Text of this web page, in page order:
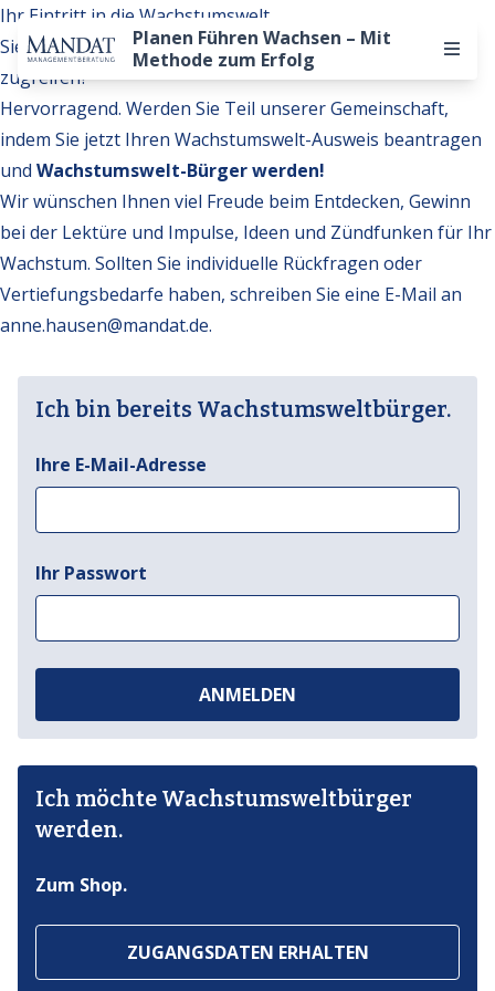
Planen Führen Wachsen – Mit
Methode zum Erfolg
Ihr Eintritt in die Wachstumswelt
Sie möchten auf weitere Inhalte der Wachstumswelt
zugreifen?
Hervorragend. Werden Sie Teil unserer Gemeinschaft,
indem Sie jetzt Ihren Wachstumswelt-Ausweis beantragen
und Wachstumswelt-Bürger werden!
Wir wünschen Ihnen viel Freude beim Entdecken, Gewinn
bei der Lektüre und Impulse, Ideen und Zündfunken für Ihr
Wachstum. Sollten Sie individuelle Rückfragen oder
Vertiefungsbedarfe haben, schreiben Sie eine E-Mail an
anne.hausen@mandat.de.
Ich bin bereits Wachstumsweltbürger.
Ihre E-Mail-Adresse
Ihr Passwort
ANMELDEN
Ich möchte Wachstumsweltbürger
werden.
Zum Shop.
ZUGANGSDATEN ERHALTEN